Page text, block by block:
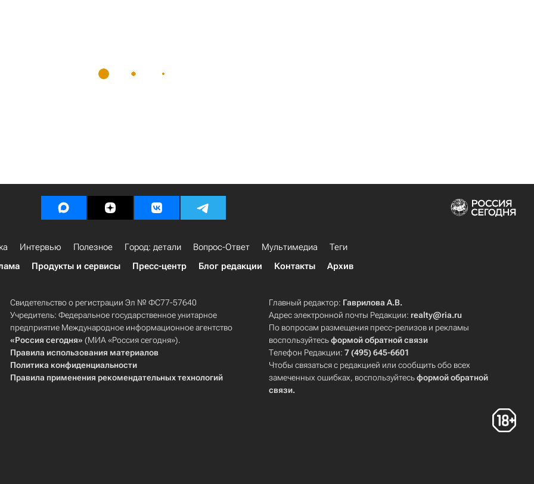
Интервью Полезное Город: детали Вопрос-Ответ Мультимедиа
Теги
Продукты и сервисы Пресс-центр Блог редакции Контакты Архив
Свидетельство о регистрации Эл № ФС77-57640
Учредитель: Федеральное государственное унитарное
предприятие Международное информационное агентство
«Россия сегодня» (МИА «Россия сегодня»).
Правила использования материалов
Политика конфиденциальности
Правила применения рекомендательных технологий
Главный редактор: Гаврилова А.В.
Адрес электронной почты Редакции: realty@ria.ru
По вопросам размещения пресс-релизов и рекламы
воспользуйтесьформой обратной связи
Телефон Редакции:7 (495) 645-6601
Чтобы связаться с редакцией или сообщить обо всех
замеченных ошибках, воспользуйтесьформой обратной
связи.